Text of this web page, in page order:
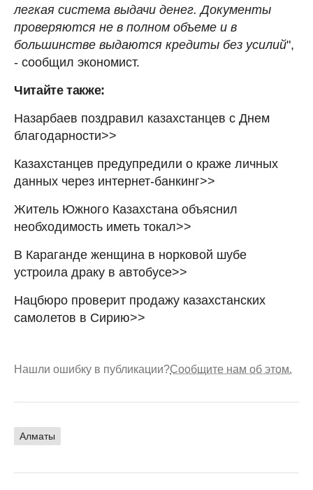
легкая система выдачи денег. Документы
проверяются не в полном объеме и в
большинстве выдаются кредиты без усилий",
- сообщил экономист.
Читайте также:
Назарбаев поздравил казахстанцев с Днем
благодарности>>
Казахстанцев предупредили о краже личных
данных через интернет-банкинг>>
Житель Южного Казахстана объяснил
необходимость иметь токал>>
В Караганде женщина в норковой шубе
устроила драку в автобусе>>
Нацбюро проверит продажу казахстанских
самолетов в Сирию>>
Нашли ошибку в публикации?Сообщите нам об этом.
Алматы